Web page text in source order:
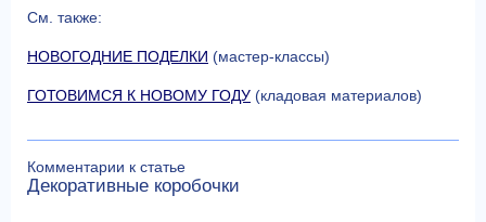
См. также:
НОВОГОДНИЕ ПОДЕЛКИ (мастер-классы)
ГОТОВИМСЯ К НОВОМУ ГОДУ (кладовая материалов)
Комментарии к статье
Декоративные коробочки